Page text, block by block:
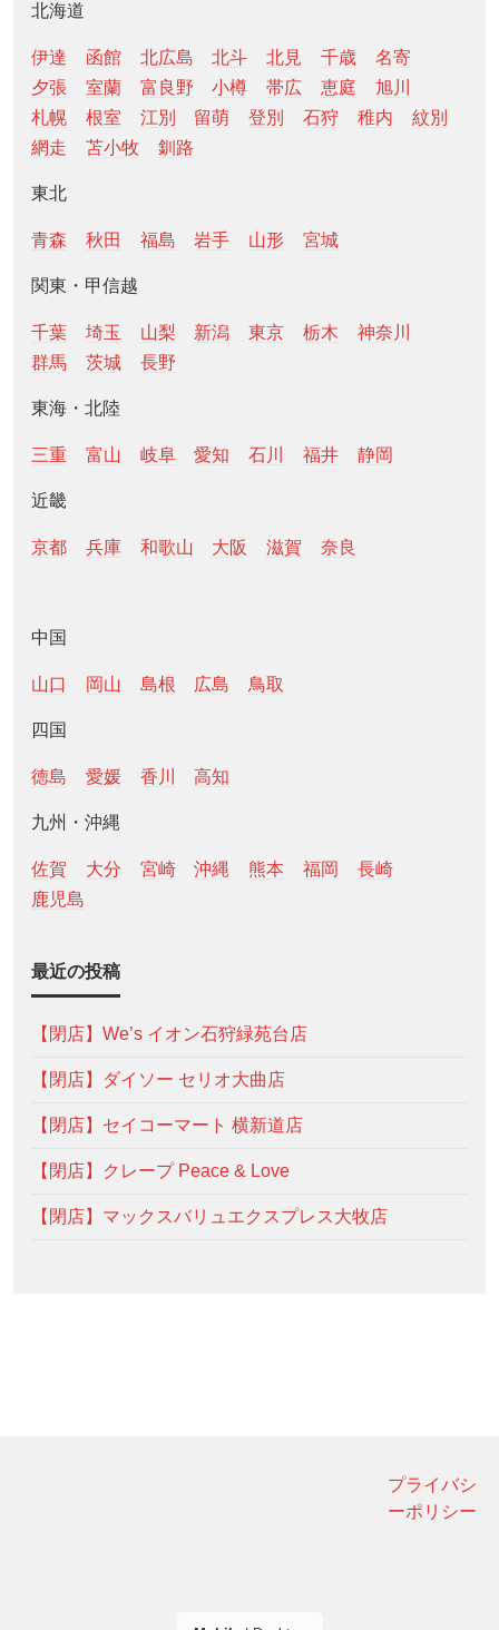
北海道
伊達 函館 北広島 北斗 北見 千歳
名寄
夕張
室蘭 富良野 小樽 帯広 恵庭
旭川
札幌
根室 江別 留萌 登別 石狩 稚内
紋別
網走
苫小牧 釧路
東北
青森 秋田 福島 岩手 山形 宮城
関東・甲信越
千葉 埼玉 山梨 新潟 東京 栃木
神奈川
群馬
茨城 長野
東海・北陸
三重 富山 岐阜 愛知 石川 福井 静岡
近畿
京都 兵庫 和歌山 大阪 滋賀 奈良
中国
山口 岡山 島根 広島 鳥取
四国
徳島 愛媛 香川 高知
九州・沖縄
佐賀 大分 宮崎 沖縄 熊本 福岡
長崎
鹿児島
最近の投稿
【閉店】We’s イオン石狩緑苑台店
【閉店】ダイソー セリオ大曲店
【閉店】セイコーマート 横新道店
【閉店】クレープ Peace & Love
【閉店】マックスバリュエクスプレス大牧店
プライバシ
ーポリシー